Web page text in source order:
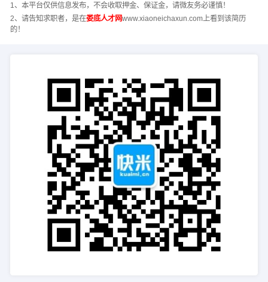
1、本平台仅供信息发布，不会收取押金、保证金，请微友务必谨慎！
2、请告知求职者，是在娄底人才网www.xiaoneichaxun.com上看到该简历
的！